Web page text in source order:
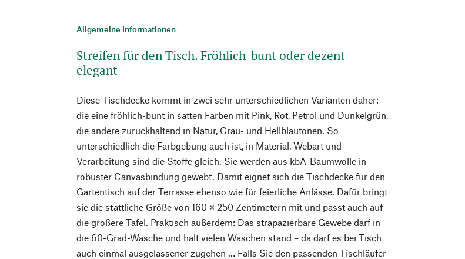
Allgemeine Informationen
Streifen für den Tisch. Fröhlich-bunt oder dezent-
elegant
Diese Tischdecke kommt in zwei sehr unterschiedlichen Varianten daher:
die eine fröhlich-bunt in satten Farben mit Pink, Rot, Petrol und Dunkelgrün,
die andere zurückhaltend in Natur, Grau- und Hellblautönen. So
unterschiedlich die Farbgebung auch ist, in Material, Webart und
Verarbeitung sind die Stoffe gleich. Sie werden aus kbA-Baumwolle in
robuster Canvasbindung gewebt. Damit eignet sich die Tischdecke für den
Gartentisch auf der Terrasse ebenso wie für feierliche Anlässe. Dafür bringt
sie die stattliche Größe von 160 × 250 Zentimetern mit und passt auch auf
die größere Tafel. Praktisch außerdem: Das strapazierbare Gewebe darf in
die 60-Grad-Wäsche und hält vielen Wäschen stand – da darf es bei Tisch
auch einmal ausgelassener zugehen … Falls Sie den passenden Tischläufer